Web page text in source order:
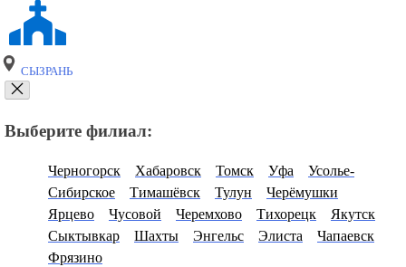
СЫЗРАНЬ
Выберите филиал:
Черногорск Хабаровск Томск Уфа
Усолье-
Сибирское
Тимашёвск Тулун
Черёмушки
Ярцево
Чусовой Черемхово Тихорецк
Якутск
Сыктывкар
Шахты Энгельс Элиста
Чапаевск
Фрязино